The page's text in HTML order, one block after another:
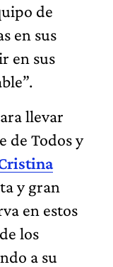
de
en sus
en sus
llevar
de Todos y
y gran
en estos
los
a su